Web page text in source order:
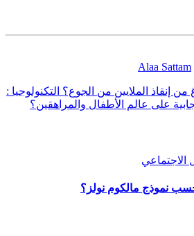
Alaa Sattam
إنقاذ الملايين من الجوع؟ التكنولوجيا :
على عالم الأطفال والمراهقين؟
نموذج مالكوم نولز؟